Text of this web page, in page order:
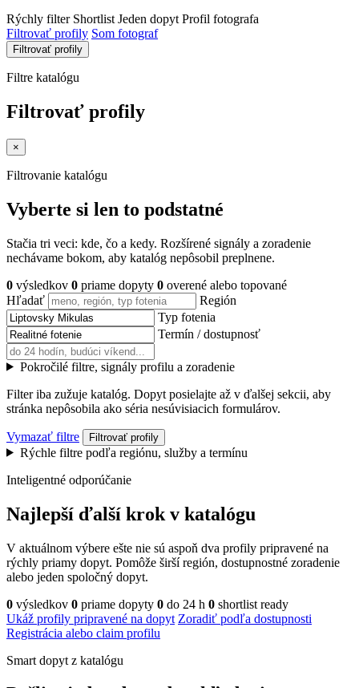
Rýchly filter Shortlist Jeden dopyt Profil fotografa
Filtrovať profily Som fotograf
Filtrovať profily
Filtre katalógu
Filtrovať profily
×
Filtrovanie katalógu
Vyberte si len to podstatné
Stačia tri veci: kde, čo a kedy. Rozšírené signály a zoradenie
nechávame bokom, aby katalóg nepôsobil preplnene.
0 výsledkov 0 priame dopyty 0 overené alebo topované
Hľadať
Región
Typ fotenia
Termín / dostupnosť
Pokročilé filtre, signály profilu a zoradenie
Filter iba zužuje katalóg. Dopyt posielajte až v ďalšej sekcii, aby
stránka nepôsobila ako séria nesúvisiacich formulárov.
Vymazať filtre Filtrovať profily
Rýchle filtre podľa regiónu, služby a termínu
Inteligentné odporúčanie
Najlepší ďalší krok v katalógu
V aktuálnom výbere ešte nie sú aspoň dva profily pripravené na
rýchly priamy dopyt. Pomôže širší región, dostupnostné zoradenie
alebo jeden spoločný dopyt.
0 výsledkov 0 priame dopyty 0 do 24 h 0 shortlist ready
Ukáž profily pripravené na dopyt Zoradiť podľa dostupnosti
Registrácia alebo claim profilu
Smart dopyt z katalógu